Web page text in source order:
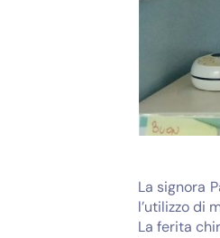
La signora
l’utilizzo di
La ferita